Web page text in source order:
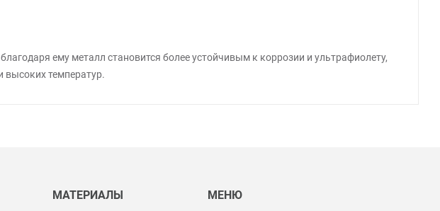
ему металл становится более устойчивым к коррозии и ультрафиолету,
высоких температур.
МАТЕРИАЛЫ МЕНЮ